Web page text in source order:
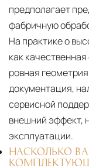
предполагает
фабричную
На практике о
как
ровная
документация,
сервисной
внешний эффект,
эксплуатации.
НАСКОЛЬКО